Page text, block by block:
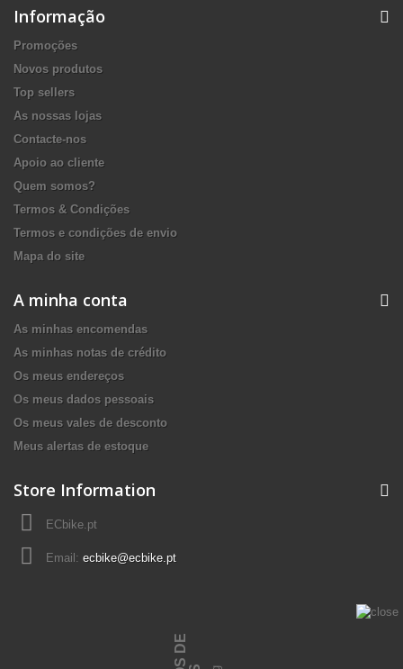
Informação
Promoções
Novos produtos
Top sellers
As nossas lojas
Contacte-nos
Apoio ao cliente
Quem somos?
Termos & Condições
Termos e condições de envio
Mapa do site
A minha conta
As minhas encomendas
As minhas notas de crédito
Os meus endereços
Os meus dados pessoais
Os meus vales de desconto
Meus alertas de estoque
Store Information
ECbike.pt
Email: ecbike@ecbike.pt